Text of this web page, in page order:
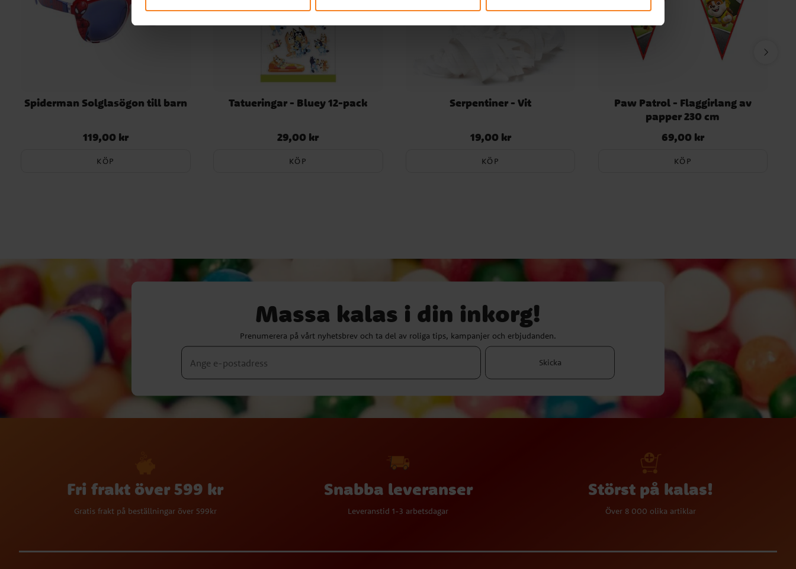
Spiderman Solglasögon till barn
Pris:119,00 kr
119,00 kr
KÖP
Tatueringar - Bluey 12-pack
Pris:29,00 kr
29,00 kr
KÖP
Serpentiner - Vit
Pris:19,00 kr
19,00 kr
KÖP
Paw Patrol - Flaggirlang av
papper 230 cm
Pris:69,00 kr
69,00 kr
KÖP
Massa kalas i din inkorg!
Prenumerera på vårt nyhetsbrev och ta del av roliga tips, kampanjer och erbjudanden.
Skicka
Fri frakt över 599 kr
Gratis frakt på beställningar över 599kr
Snabba leveranser
Leveranstid 1-3 arbetsdagar
Störst på kalas!
Över 8 000 olika artiklar